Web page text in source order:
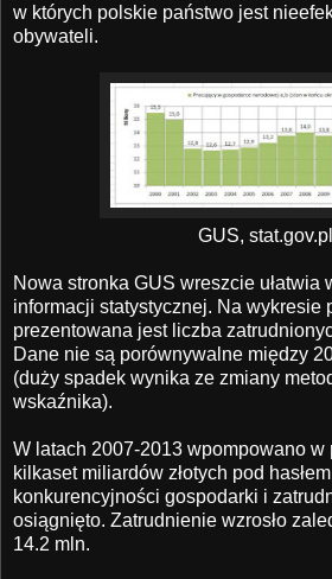
w których polskie państwo jest
obywateli.
GUS, stat.gov.pl
Nowa stronka GUS wreszcie ułatwia
informacji statystycznej. Na wykresie
prezentowana jest liczba
Dane nie są porównywalne między
(duży spadek wynika ze zmiany
wskaźnika).
W latach 2007-2013 wpompowano w
kilkaset miliardów złotych pod
konkurencyjności gospodarki i
osiągnięto. Zatrudnienie wzrosło
14.2 mln.